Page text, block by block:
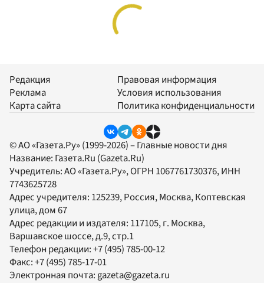
Редакция
Реклама
Карта сайта
Правовая информация
Условия использования
Политика конфиденциальности
© АО «Газета.Ру» (1999-2026) – Главные новости дня
Название: Газета.Ru (Gazeta.Ru)
Учредитель:АО «Газета.Ру», ОГРН 1067761730376, ИНН
7743625728
Адрес учредителя: 125239, Россия, Москва, Коптевская
улица, дом 67
Адрес редакции и издателя: 117105, г. Москва,
Варшавское шоссе, д.9, стр.1
Телефон редакции:+7 (495) 785-00-12
Факс:+7 (495) 785-17-01
Электронная почта: gazeta@gazeta.ru